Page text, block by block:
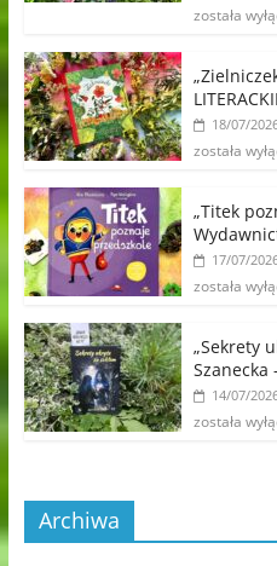
została
18/07/
została
„Titek
17/07/
została
„Sekrety
Szanecka
14/07/
została
Archiwa